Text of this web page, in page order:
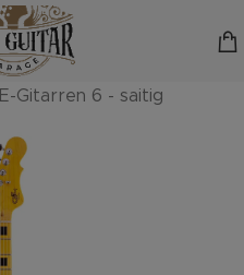
E-Gitarren 6 - saitig